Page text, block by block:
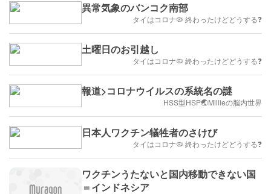
異常気象のバンコク南部
タイはコロナ🦠 終わったけどどうする❓
土曜日のお引越し
タイはコロナ🦠 終わったけどどうする❓
報道>コロナウイルスの系統名の謎
HSS型HSP🌏Millieの脳内世界
日本人ワクチン犠牲者のさけび
タイはコロナ🦠 終わったけどどうする❓
ワクチンうたないと国内移動できない国
＝インドネシア